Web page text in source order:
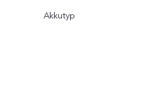
Akkutyp